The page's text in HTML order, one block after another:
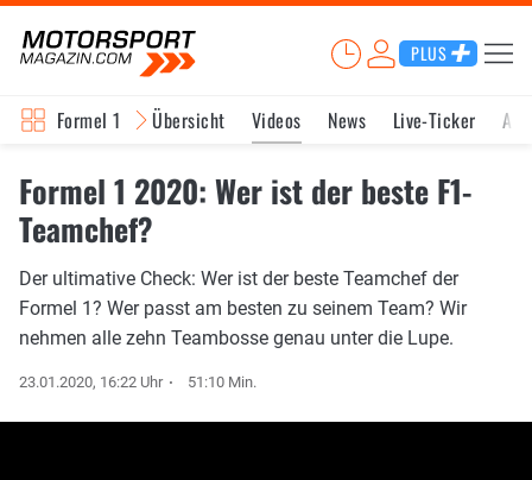
PLUS
Formel 1 Übersicht Videos News Live-Ticker
Formel 1 2020: Wer ist der beste F1-
Teamchef?
Der ultimative Check: Wer ist der beste Teamchef der
Formel 1? Wer passt am besten zu seinem Team? Wir
nehmen alle zehn Teambosse genau unter die Lupe.
23.01.2020, 16:22 Uhr 51:10 Min.